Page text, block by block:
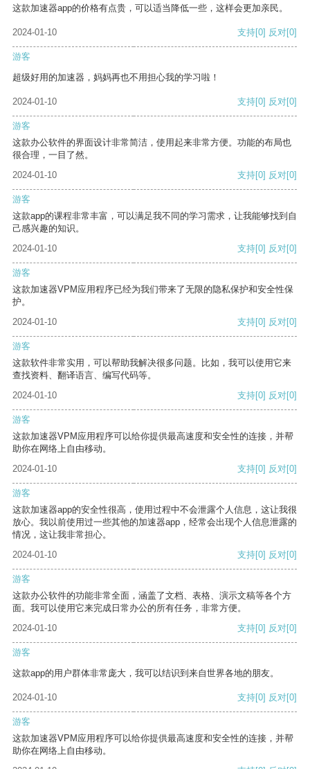
这款加速器app的价格有点贵，可以适当降低一些，这样会更加亲民。
2024-01-10 支持[0] 反对[0]
游客
超级好用的加速器，妈妈再也不用担心我的学习啦！
2024-01-10 支持[0] 反对[0]
游客
这款办公软件的界面设计非常简洁，使用起来非常方便。功能的布局也
很合理，一目了然。
2024-01-10
支持[0] 反对[0]
游客
这款app的课程非常丰富，可以满足我不同的学习需求，让我能够找到自
己感兴趣的知识。
2024-01-10
支持[0] 反对[0]
游客
这款加速器VPM应用程序已经为我们带来了无限的隐私保护和安全性保
护。
2024-01-10
支持[0] 反对[0]
游客
这款软件非常实用，可以帮助我解决很多问题。比如，我可以使用它来
查找资料、翻译语言、编写代码等。
2024-01-10
支持[0] 反对[0]
游客
这款加速器VPM应用程序可以给你提供最高速度和安全性的连接，并帮
助你在网络上自由移动。
2024-01-10
支持[0] 反对[0]
游客
这款加速器app的安全性很高，使用过程中不会泄露个人信息，这让我很
放心。我以前使用过一些其他的加速器app，经常会出现个人信息泄露的
情况，这让我非常担心。
2024-01-10
支持[0] 反对[0]
游客
这款办公软件的功能非常全面，涵盖了文档、表格、演示文稿等各个方
面。我可以使用它来完成日常办公的所有任务，非常方便。
2024-01-10
支持[0] 反对[0]
游客
这款app的用户群体非常庞大，我可以结识到来自世界各地的朋友。
2024-01-10 支持[0] 反对[0]
游客
这款加速器VPM应用程序可以给你提供最高速度和安全性的连接，并帮
助你在网络上自由移动。